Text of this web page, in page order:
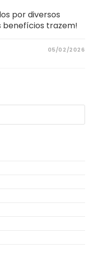
por diversos
benefícios trazem!
05/02/2026